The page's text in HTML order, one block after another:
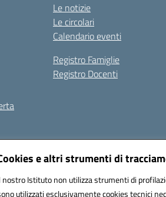
e altri strumenti di
nostro Istituto non utilizza strumenti di
utilizzati esclusivamente cookies tecnici
Le notizie
Le circolari
Calendario eventi
Registro Famiglie
Registro Docenti
Note legali